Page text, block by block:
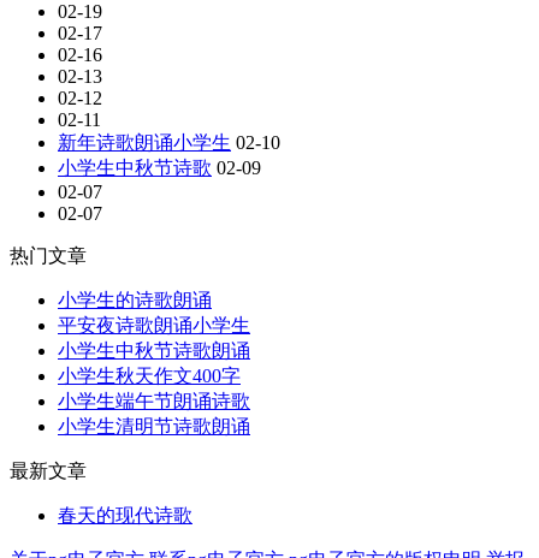
02-19
02-17
02-16
02-13
02-12
02-11
新年诗歌朗诵小学生 02-10
小学生中秋节诗歌 02-09
02-07
02-07
热门文章
小学生的诗歌朗诵
平安夜诗歌朗诵小学生
小学生中秋节诗歌朗诵
小学生秋天作文400字
小学生端午节朗诵诗歌
小学生清明节诗歌朗诵
最新文章
春天的现代诗歌